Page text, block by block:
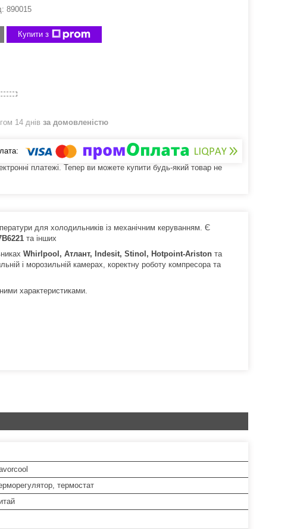
890015
Купити з
14 днів за домовленістю
платежі. Тепер ви можете купити будь-який товар не
для холодильників із механічним керуванням. Є
та інших
Whirlpool, Атлант, Indesit, Stinol, Hotpoint-Ariston та
і морозильній камерах, коректну роботу компресора та
характеристиками.
термостат